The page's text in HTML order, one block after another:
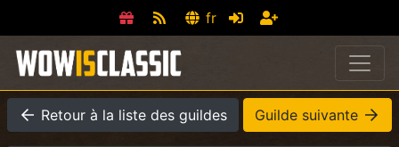
fr
Retour à la liste des guildes Guilde suivante